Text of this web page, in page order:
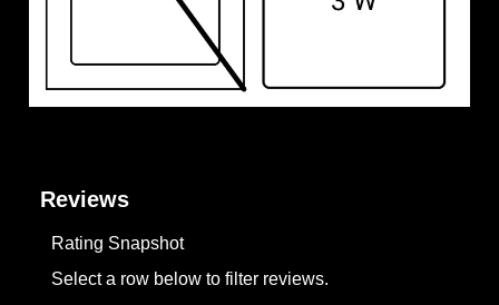
Reviews
Rating Snapshot
Select a row below to filter reviews.